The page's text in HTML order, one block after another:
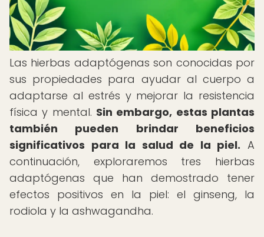
Las hierbas adaptógenas son conocidas por
sus propiedades para ayudar al cuerpo a
adaptarse al estrés y mejorar la resistencia
física y mental. Sin embargo, estas plantas
también pueden brindar beneficios
significativos para la salud de la piel. A
continuación, exploraremos tres hierbas
adaptógenas que han demostrado tener
efectos positivos en la piel: el ginseng, la
rodiola y la ashwagandha.